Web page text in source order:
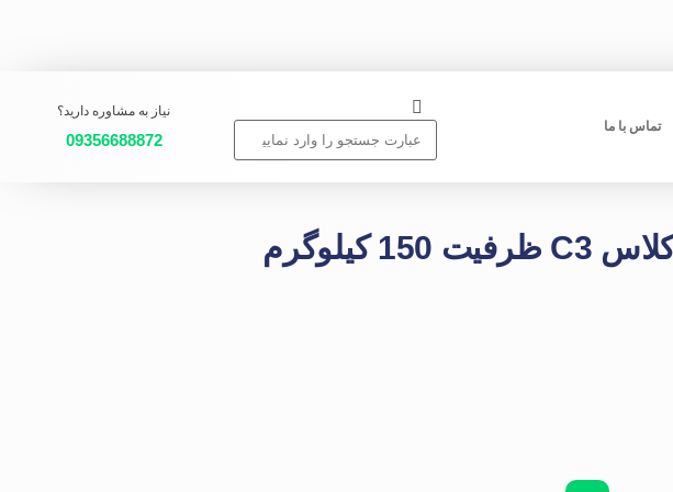
تماس با ما
نیاز به مشاوره دارید؟
09356688872